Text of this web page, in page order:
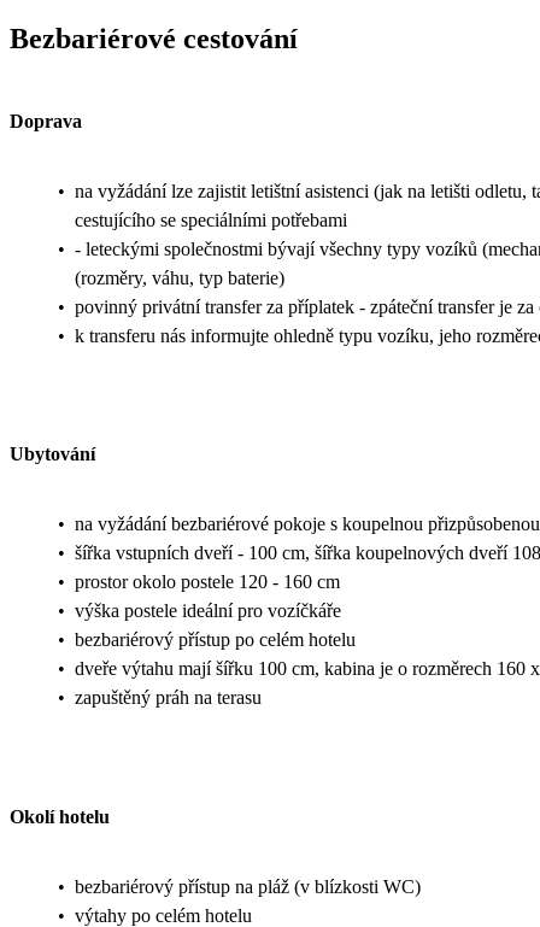
Bezbariérové cestování
Doprava
• na vyžádání lze zajistit letištní asistenci (jak na letišti odletu,
cestujícího se speciálními potřebami
• - leteckými společnostmi bývají všechny typy vozíků
(rozměry, váhu, typ baterie)
• povinný privátní transfer za příplatek - zpáteční transfer je
• k transferu nás informujte ohledně typu vozíku, jeho
Ubytování
• na vyžádání bezbariérové pokoje s koupelnou
• šířka vstupních dveří - 100 cm, šířka koupelnových dveří
• prostor okolo postele 120 - 160 cm
• výška postele ideální pro vozíčkáře
• bezbariérový přístup po celém hotelu
• dveře výtahu mají šířku 100 cm, kabina je o rozměrech 160
• zapuštěný práh na terasu
Okolí hotelu
• bezbariérový přístup na pláž (v blízkosti WC)
• výtahy po celém hotelu